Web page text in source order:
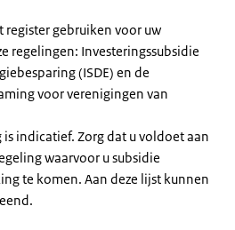
gebruiken voor uw
regelingen: Investeringssubsidie
(ISDE) en de
voor verenigingen van
indicatief. Zorg dat u voldoet aan
waarvoor u subsidie
te komen. Aan deze lijst kunnen